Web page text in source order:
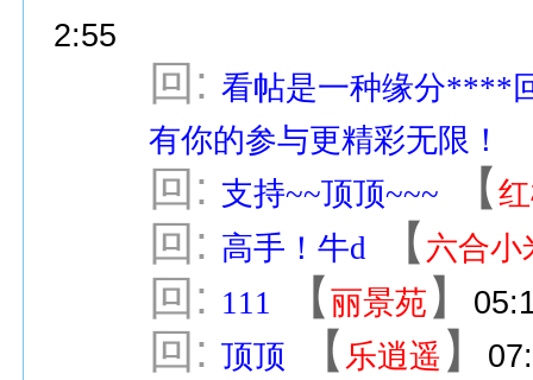
2:55
回: 看帖是一种缘分****
有你的参与更精彩无限！
回: 支持~~顶顶~~~ 【
回: 高手！牛d 【 六合小
回: 111 【丽景苑 】
回: 顶顶 【 乐逍遥 】